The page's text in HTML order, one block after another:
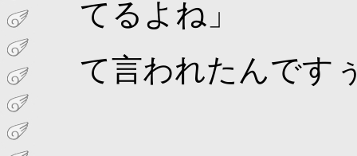
てるよね」
て言われたんです